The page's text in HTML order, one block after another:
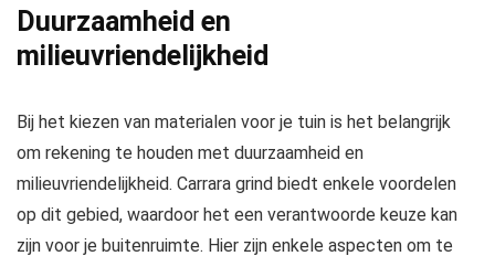
Duurzaamheid en
milieuvriendelijkheid
Bij het kiezen van materialen voor je tuin is het belangrijk
om rekening te houden met duurzaamheid en
milieuvriendelijkheid. Carrara grind biedt enkele voordelen
op dit gebied, waardoor het een verantwoorde keuze kan
zijn voor je buitenruimte. Hier zijn enkele aspecten om te